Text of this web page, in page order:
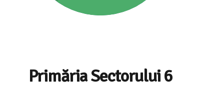
Primăria Sectorului 6